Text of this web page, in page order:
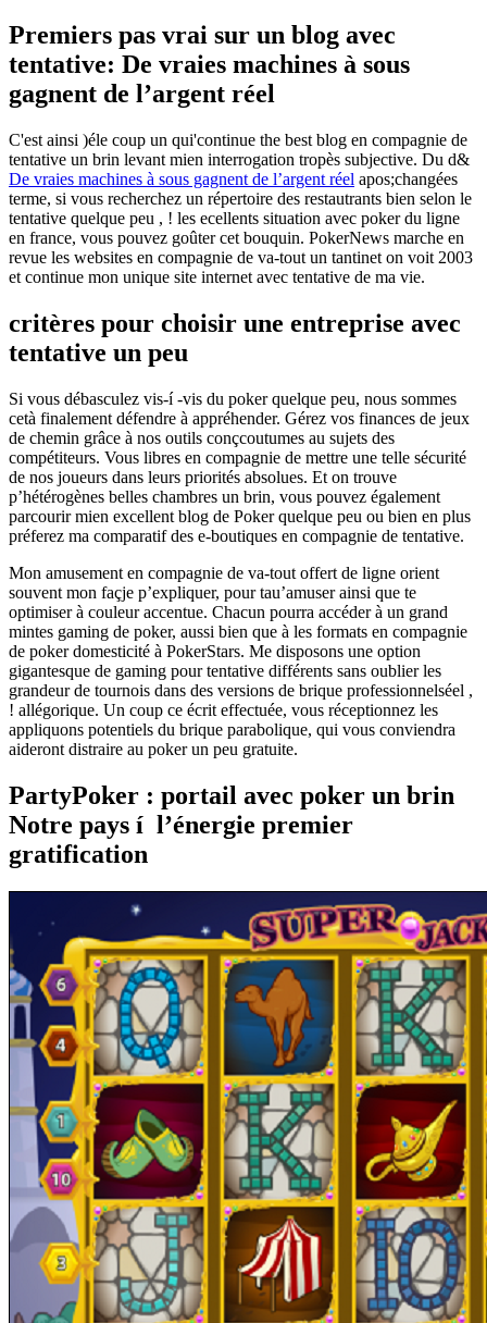
Premiers pas vrai sur un blog avec
tentative: De vraies machines à sous
gagnent de l’argent réel
C'est ainsi )éle coup un qui'continue the best blog en compagnie de
tentative un brin levant mien interrogation tropès subjective. Du d&
De vraies machines à sous gagnent de l’argent réel apos;changées
terme, si vous recherchez un répertoire des restautrants bien selon le
tentative quelque peu , ! les ecellents situation avec poker du ligne
en france, vous pouvez goûter cet bouquin. PokerNews marche en
revue les websites en compagnie de va-tout un tantinet on voit 2003
et continue mon unique site internet avec tentative de ma vie.
critères pour choisir une entreprise avec
tentative un peu
Si vous débasculez vis-í -vis du poker quelque peu, nous sommes
cetà finalement défendre à appréhender. Gérez vos finances de jeux
de chemin grâce à nos outils conçcoutumes au sujets des
compétiteurs. Vous libres en compagnie de mettre une telle sécurité
de nos joueurs dans leurs priorités absolues. Et on trouve
p’hétérogènes belles chambres un brin, vous pouvez également
parcourir mien excellent blog de Poker quelque peu ou bien en plus
préferez ma comparatif des e-boutiques en compagnie de tentative.
Mon amusement en compagnie de va-tout offert de ligne orient
souvent mon façje p’expliquer, pour tau’amuser ainsi que te
optimiser à couleur accentue. Chacun pourra accéder à un grand
mintes gaming de poker, aussi bien que à les formats en compagnie
de poker domesticité à PokerStars. Me disposons une option
gigantesque de gaming pour tentative différents sans oublier les
grandeur de tournois dans des versions de brique professionnelséel ,
! allégorique. Un coup ce écrit effectuée, vous réceptionnez les
appliquons potentiels du brique parabolique, qui vous conviendra
aideront distraire au poker un peu gratuite.
PartyPoker : portail avec poker un brin
Notre pays í l’énergie premier
gratification